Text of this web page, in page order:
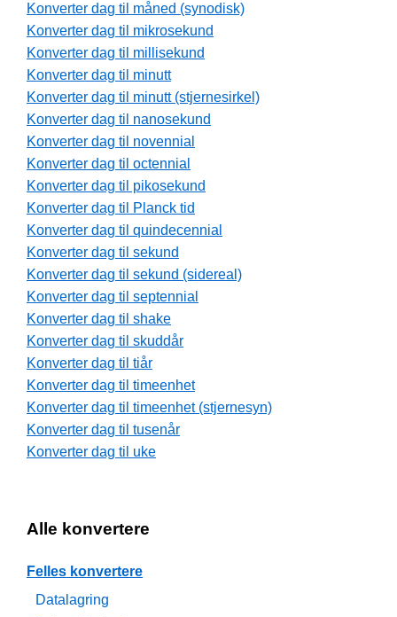
Konverter dag til måned (synodisk)
Konverter dag til mikrosekund
Konverter dag til millisekund
Konverter dag til minutt
Konverter dag til minutt (stjernesirkel)
Konverter dag til nanosekund
Konverter dag til novennial
Konverter dag til octennial
Konverter dag til pikosekund
Konverter dag til Planck tid
Konverter dag til quindecennial
Konverter dag til sekund
Konverter dag til sekund (sidereal)
Konverter dag til septennial
Konverter dag til shake
Konverter dag til skuddår
Konverter dag til tiår
Konverter dag til timeenhet
Konverter dag til timeenhet (stjernesyn)
Konverter dag til tusenår
Konverter dag til uke
Alle konvertere
Felles konvertere
Datalagring